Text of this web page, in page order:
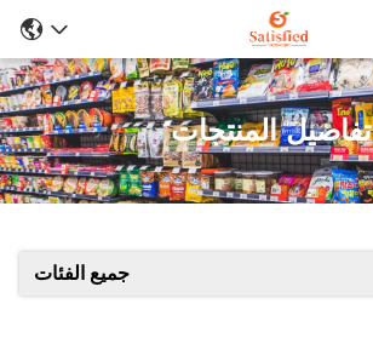
تفاصيل المنتجات
جميع الفئات